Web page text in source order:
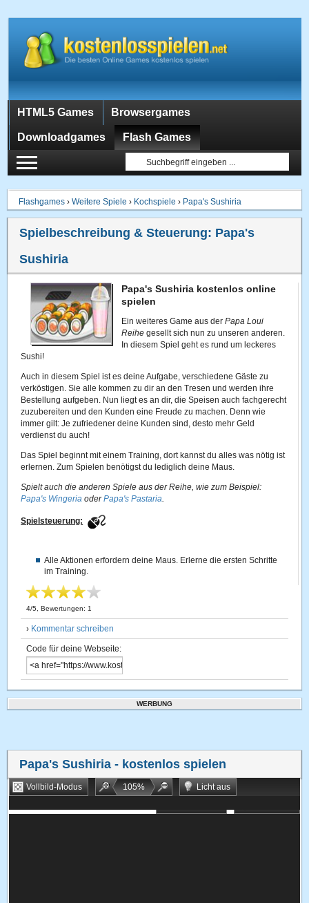
HTML5 Games Browsergames
Downloadgames Flash Games
Flashgames ›Weitere Spiele › Kochspiele › Papa's Sushiria
Spielbeschreibung & Steuerung: Papa's
Sushiria
Papa's Sushiria kostenlos online
spielen
Ein weiteres Game aus derPapa Loui
Reihe gesellt sich nun zu unseren anderen.
In diesem Spiel geht es rund um leckeres
Sushi!
Auch in diesem Spiel ist es deine Aufgabe, verschiedene Gäste zu
verköstigen. Sie alle kommen zu dir an den Tresen und werden ihre
Bestellung aufgeben. Nun liegt es an dir, die Speisen auch fachgerecht
zuzubereiten und den Kunden eine Freude zu machen. Denn wie
immer gilt: Je zufriedener deine Kunden sind, desto mehr Geld
verdienst du auch!
Das Spiel beginnt mit einem Training, dort kannst du alles was nötig ist
erlernen. Zum Spielen benötigst du lediglich deine Maus.
Spielt auch die anderen Spiele aus der Reihe, wie zum Beispiel:
Papa's Wingeria oderPapa's Pastaria.
Spielsteuerung:
Alle Aktionen erfordern deine Maus. Erlerne die ersten Schritte
im Training.
4/5 , Bewertungen: 1
› Kommentar schreiben
Code für deine Webseite:
WERBUNG
Papa's Sushiria - kostenlos spielen
Vollbild-Modus 105%
Licht aus